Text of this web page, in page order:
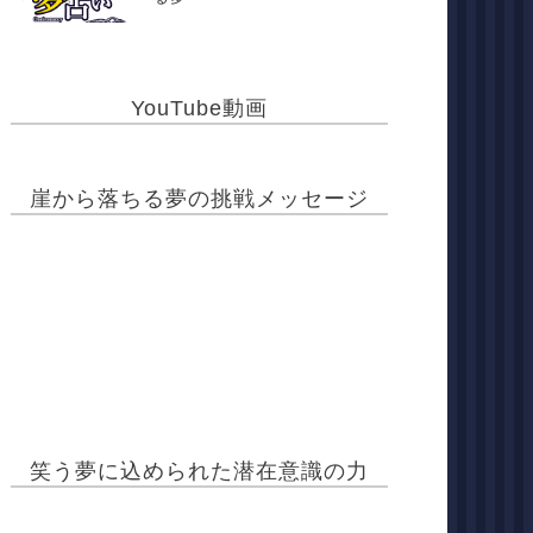
YouTube動画
崖から落ちる夢の挑戦メッセージ
笑う夢に込められた潜在意識の力